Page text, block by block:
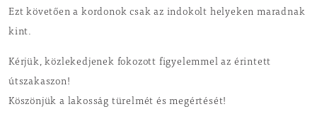
Ezt követően a kordonok csak az indokolt helyeken maradnak
kint.
Kérjük, közlekedjenek fokozott figyelemmel az érintett
útszakaszon!
Köszönjük a lakosság türelmét és megértését!